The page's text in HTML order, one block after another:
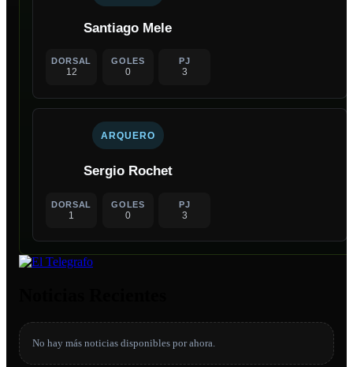
Santiago Mele
DORSAL
12
GOLES
0
PJ
3
ARQUERO
Sergio Rochet
DORSAL
1
GOLES
0
PJ
3
No hay más noticias disponibles por ahora.